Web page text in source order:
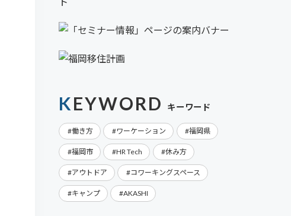
KEYWORD キーワード
働き方 ワーケーション 福岡県
福岡市 HR Tech 休み方
アウトドア コワーキングスペース
キャンプ AKASHI